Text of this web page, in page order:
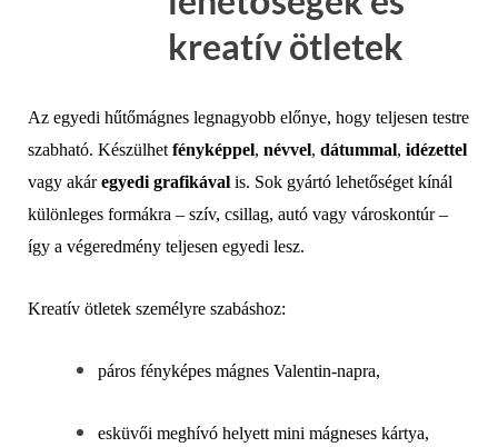
kreatív ötletek
Az egyedi hűtőmágnes legnagyobb előnye, hogy teljesen testre
szabható. Készülhetfényképpel, névvel, dátummal, idézettel
vagy akáregyedi grafikával is. Sok gyártó lehetőséget kínál
különleges formákra – szív, csillag, autó vagy városkontúr –
így a végeredmény teljesen egyedi lesz.
Kreatív ötletek személyre szabáshoz:
páros fényképes mágnes Valentin-napra,
esküvői meghívó helyett mini mágneses kártya,